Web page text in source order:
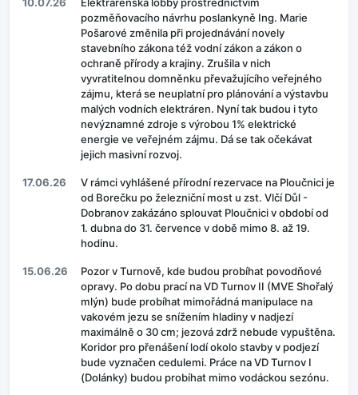
pozměňovacího návrhu poslankyně Ing. Marie
Pošarové změnila při projednávání novely
stavebního zákona též vodní zákon a zákon o
ochraně přírody a krajiny. Zrušila v nich
vyvratitelnou domněnku převažujícího veřejného
zájmu, která se neuplatní pro plánování a výstavbu
malých vodních elektráren. Nyní tak budou i tyto
nevýznamné zdroje s výrobou 1% elektrické
energie ve veřejném zájmu. Dá se tak očekávat
jejich masivní rozvoj.
17.06.26
V rámci vyhlášené přírodní rezervace na Ploučnici je
od Borečku po železniční most u zst. Vlčí Důl -
Dobranov zakázáno splouvat Ploučnici v období od
1. dubna do 31. července v době mimo 8. až 19.
hodinu.
15.06.26
Pozor v Turnově, kde budou probíhat povodňové
opravy. Po dobu prací na VD Turnov II (MVE Shořalý
mlýn) bude probíhat mimořádná manipulace na
vakovém jezu se snížením hladiny v nadjezí
maximálně o 30 cm; jezová zdrž nebude vypuštěna.
Koridor pro přenášení lodí okolo stavby v podjezí
bude vyznačen cedulemi. Práce na VD Turnov I
(Dolánky) budou probíhat mimo vodáckou sezónu.